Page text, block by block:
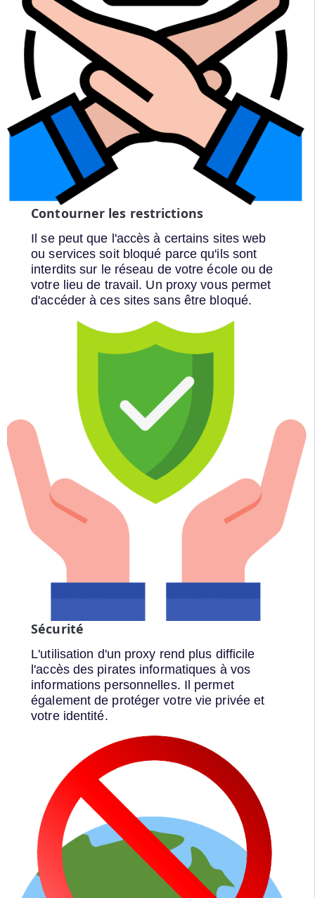
Contourner les restrictions
Il se peut que l'accès à certains sites web
ou services soit bloqué parce qu'ils sont
interdits sur le réseau de votre école ou de
votre lieu de travail. Un proxy vous permet
d'accéder à ces sites sans être bloqué.
Sécurité
L'utilisation d'un proxy rend plus difficile
l'accès des pirates informatiques à vos
informations personnelles. Il permet
également de protéger votre vie privée et
votre identité.